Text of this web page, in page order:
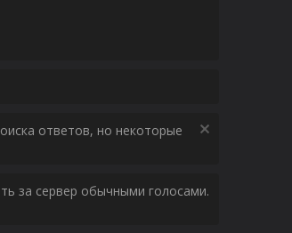
ответов, но некоторые
за сервер обычными голосами.